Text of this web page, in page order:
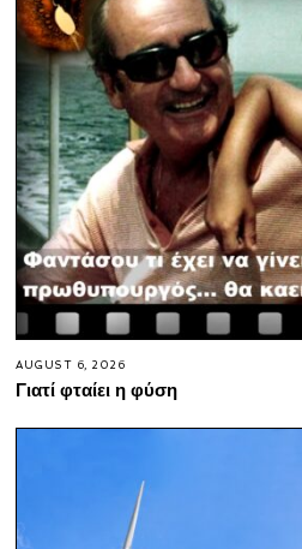
AUGUST 6, 2026
Γιατί φταίει η φύση